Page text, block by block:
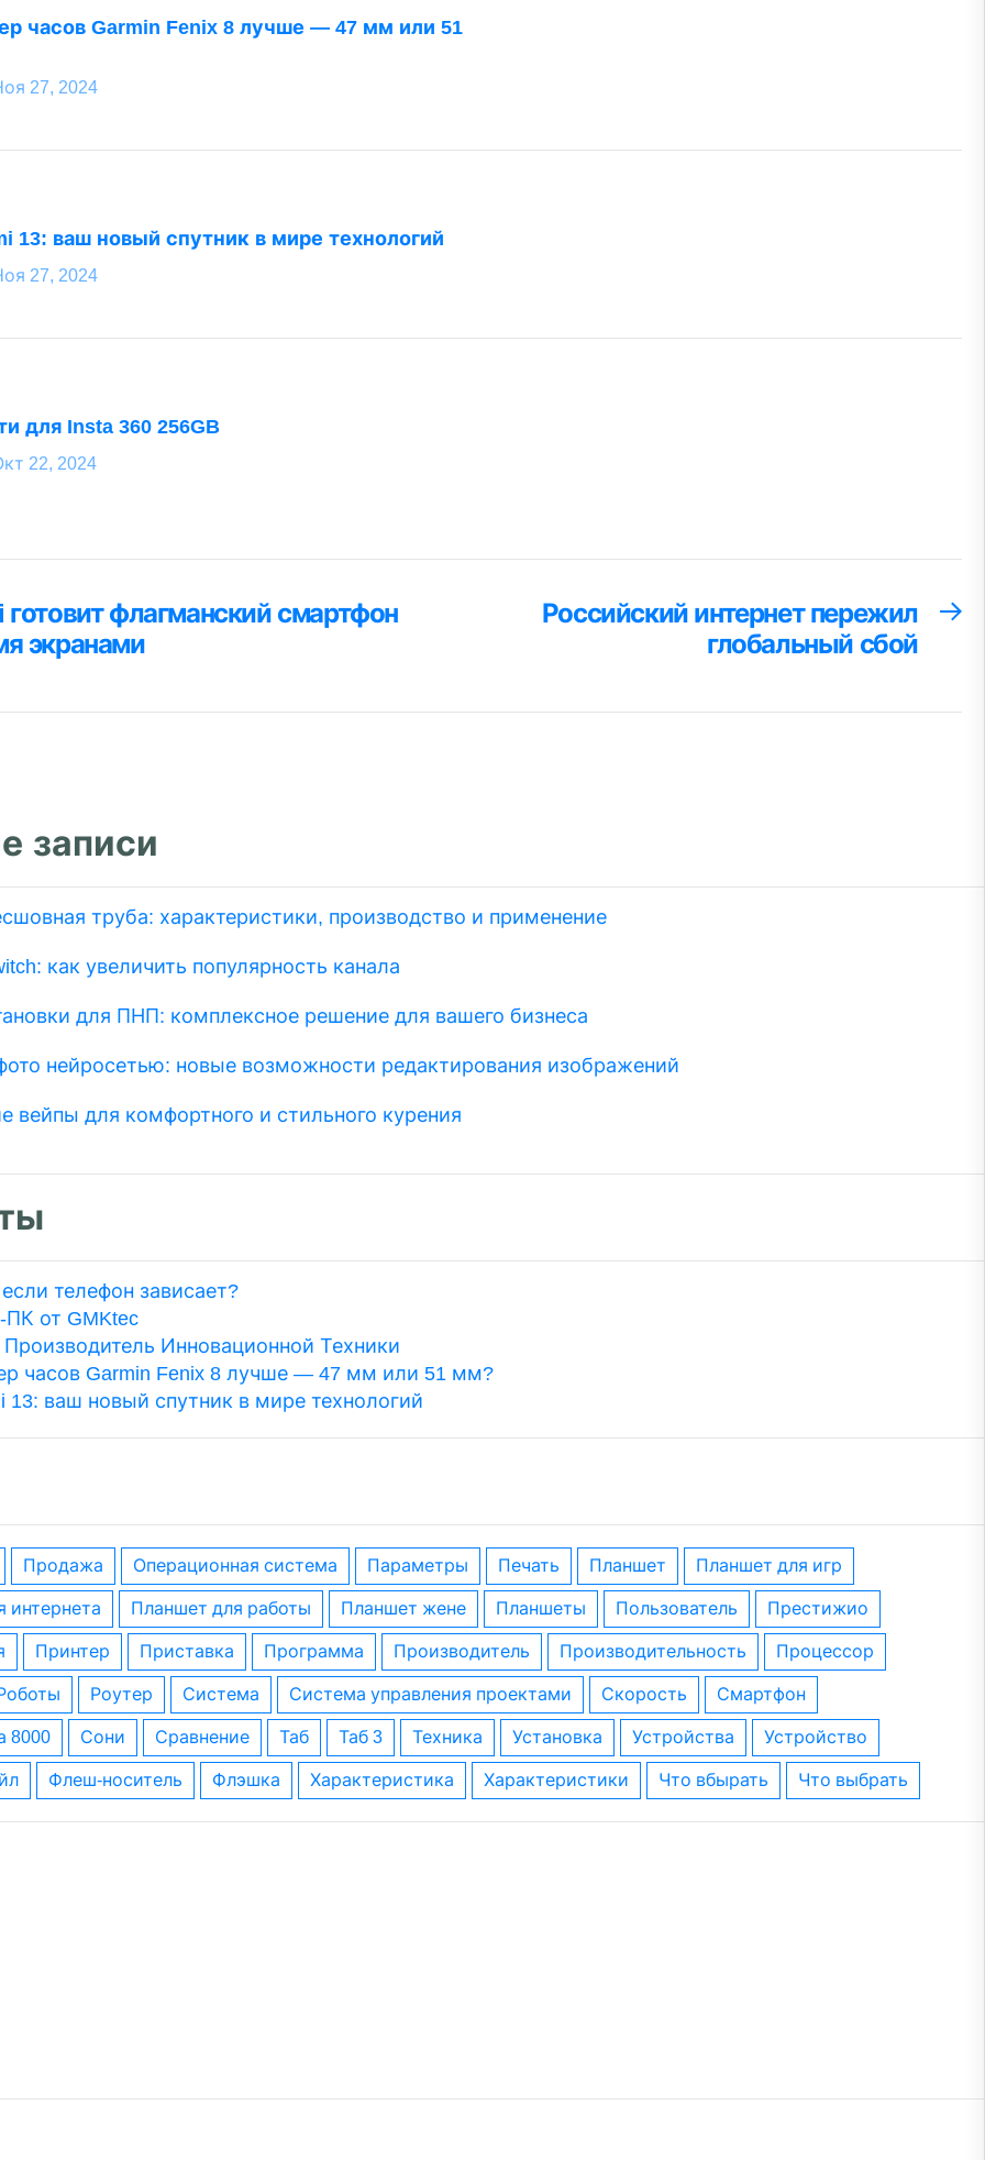
часов Garmin Fenix 8 лучше — 47 мм или 51
27, 2024
13: ваш новый спутник в мире технологий
27, 2024
для Insta 360 256GB
22, 2024
готовит флагманский смартфон
экранами
Российский интернет пережил
глобальный сбой
записи
труба: характеристики, производство и применение
как увеличить популярность канала
для ПНП: комплексное решение для вашего бизнеса
нейросетью: новые возможности редактирования изображений
вейпы для комфортного и стильного курения
телефон зависает?
от GMKtec
Производитель Инновационной Техники
часов Garmin Fenix 8 лучше — 47 мм или 51 мм?
13: ваш новый спутник в мире технологий
Продажа операционная система параметры печать планшет планшет для игр
интернета планшет для работы планшет жене планшеты пользователь престижио
принтер приставка программа производитель производительность процессор
роботы роутер система система управления проектами скорость смартфон
8000 сони сравнение таб таб 3 техника установка устройства устройство
флеш-носитель флэшка характеристика характеристики что вбырать что выбрать